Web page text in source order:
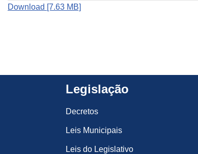
Download [7.63 MB]
Legislação
Decretos
Leis Municipais
Leis do Legislativo